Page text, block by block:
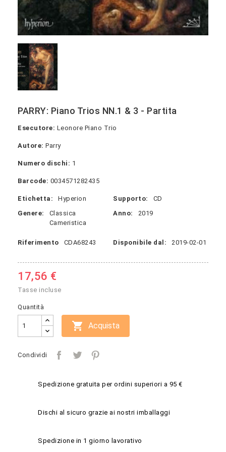
PARRY: Piano Trios NN.1 & 3 - Partita
Esecutore: Leonore Piano Trio
Autore: Parry
Numero dischi: 1
Barcode: 0034571282435
Etichetta: Hyperion Supporto:
CD
Genere:
Classica
Cameristica
Anno: 2019
Riferimento CDA68243 Disponibile dal: 2019-02-01
17,56 €
Tasse incluse
Quantità
 Acquista
Condividi
Spedizione gratuita per ordini superiori a 95 €
Dischi al sicuro grazie ai nostri imballaggi
Spedizione in 1 giorno lavorativo